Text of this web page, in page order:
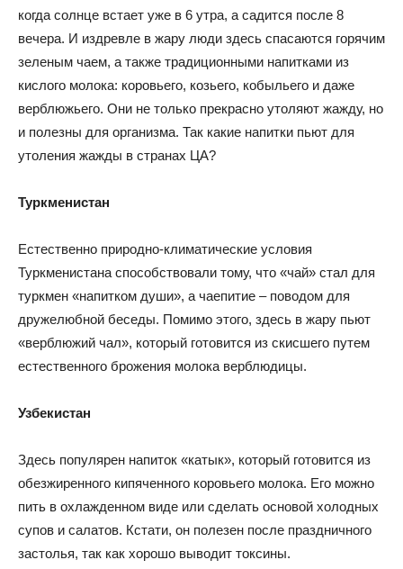
когда солнце встает уже в 6 утра, а садится после 8
вечера. И издревле в жару люди здесь спасаются горячим
зеленым чаем, а также традиционными напитками из
кислого молока: коровьего, козьего, кобыльего и даже
верблюжьего. Они не только прекрасно утоляют жажду, но
и полезны для организма. Так какие напитки пьют для
утоления жажды в странах ЦА?
Туркменистан
Естественно природно-климатические условия
Туркменистана способствовали тому, что «чай» стал для
туркмен «напитком души», а чаепитие – поводом для
дружелюбной беседы. Помимо этого, здесь в жару пьют
«верблюжий чал», который готовится из скисшего путем
естественного брожения молока верблюдицы.
Узбекистан
Здесь популярен напиток «катык», который готовится из
обезжиренного кипяченного коровьего молока. Его можно
пить в охлажденном виде или сделать основой холодных
супов и салатов. Кстати, он полезен после праздничного
застолья, так как хорошо выводит токсины.